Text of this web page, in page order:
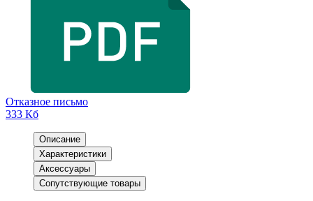
Отказное письмо
333 Кб
Описание
Характеристики
Аксессуары
Сопутствующие товары